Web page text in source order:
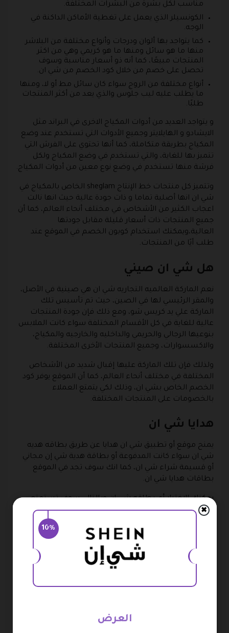
مناسب لكل بشرة من البشرات المختلفة.
الكونسيلر الذي يعمل على تغطية الأماكن الداكنة في
الوجه.
كما يتواجد بها ألوان ودرجات وأنواع مختلفة من البلاشر
منها ما هو سائل ومنها ما هو كريمي وهي من اكثر
المنتجات مبيعًا، كما أنه ذو أسعار مناسبة وسوف
تحصل على خصم من خلال كود الخصم من شي ان.
أنواع مختلفة من الروج سواء كان سائل مط أو لا، ومنها
ما يطلب عليه ليب جلوس والذي يعد من أكثر المنتجات
طلبًا.
و يتواجد العديد من أدوات المكياج الاخرى في البراند مثل
الايشادو و الهايلايتر وجميع الأدوات التي تستخدم عند وضع
المكياج بطريقة متكاملة، كما أنها تحتوي على الفرش التي
تتميز بها للغاية، والتي تستخدم في وضع المكياج ولكل
فرشة منها تستخدم في وضع نوع معين من أدوات المكياج.
وتتميز كل منتجات خط الإنتاج sheglam الخاص بالمكياج في
شي ان انها أصلية تماما و ذات جودة عالية حيث انها نالت
اعجاب الكثير من الأشخاص في مختلف أنحاء العالم، كما أن
جميع المنتجات ذات أسعار قليلة مقابل جودتها
العالية،ويمكنك استخدام كوبون الخصم في الموقع عند
طلب أيًا من المنتجات.
هل شي ان صيني
نعم الماركة العالميه التجاريه شي ان هي صينية في الأصل،
والمقر الرئيسي لها في الصين، حيث تم تأسيس تلك
الماركة علي يد كريس شو، ومع ذلك فإن جودة المنتجات
عالية للغاية في كل الأقسام المختلفة سواء كانت الملابس
بنوعيها الرجالي والحريمي والداخليه والخارجيه والمكياج،
والاكسسوارات، وجميع المنتجات الأخرى المختلفة.
ولذلك فإن تلك الماركة عليها إقبال شديد من الأشخاص
المختلفة في مختلف أنحاء العالم، كما أن الموقع يوفر كود
الخصم الخاص بشي ان، وذلك لكي يتمتع العملاء
بالخصومات على المنتجات المختلفة.
هدايا شي ان
يمنح موقع أو تطبيق شي ان هدايا عن طريق بطاقه هديه
شي ان سواء كانت المدفوعة أو بطاقة هدية شي إن مجاني
أو قسيمة شراء شي ان، كما انك سوف تجد في الموقع
بطاقات هدايا شي ان.
يمكنك الاختيار أي بطاقه شي ان وبالتالي سوف تستمتع
بالخصومات وهدايا كبيرة لك ولعائلتك أيضًا، بالإضافة إلى
كود الخصم الخاص بشي ان، وكلاهما يكونوا على أي منتج
من منتجات الموقع التي تتوفر عليه وتقوم بشرائها.
رقم بطاقة هدية شي ان
فيما أعلى، أو حوالي 75 ريال سعودي، كما تستطيع استعمال
10%
✖
العرض